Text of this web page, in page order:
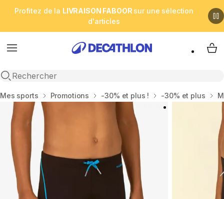
Profitez de la LIVRAISON FABOOR sur une sélection
d'articles
Menu
Open search
My
Accueil
Mes sports Promotions -30% et plus ! -30% et plus